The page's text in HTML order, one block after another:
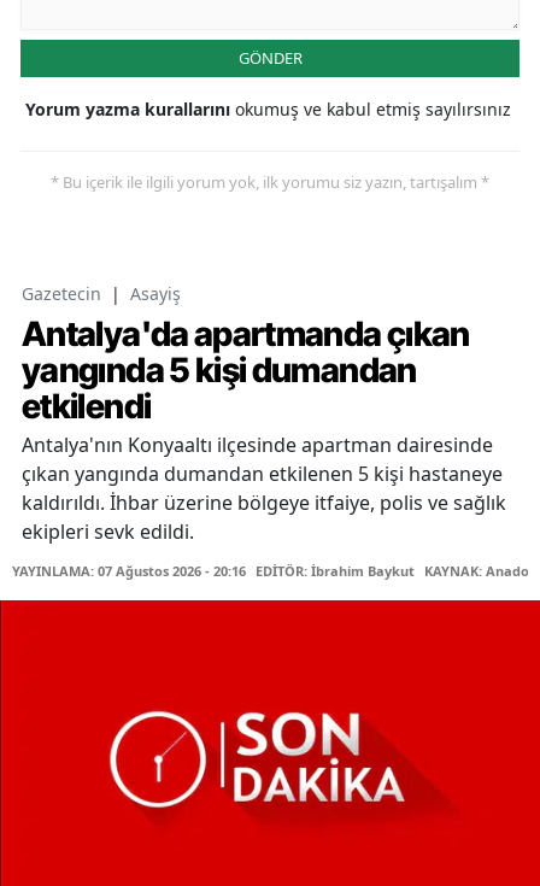
GÖNDER
Yorum yazma kurallarını okumuş ve kabul etmiş sayılırsınız
* Bu içerik ile ilgili yorum yok, ilk yorumu siz yazın, tartışalım *
Gazetecin | Asayiş
Antalya'da apartmanda çıkan
yangında 5 kişi dumandan
etkilendi
Antalya'nın Konyaaltı ilçesinde apartman dairesinde
çıkan yangında dumandan etkilenen 5 kişi hastaneye
kaldırıldı. İhbar üzerine bölgeye itfaiye, polis ve sağlık
ekipleri sevk edildi.
YAYINLAMA: 07 Ağustos 2026 - 20:16 EDİTÖR: İbrahim Baykut KAYNAK: